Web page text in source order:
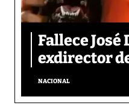
Fallece José
exdirector
NACIONAL